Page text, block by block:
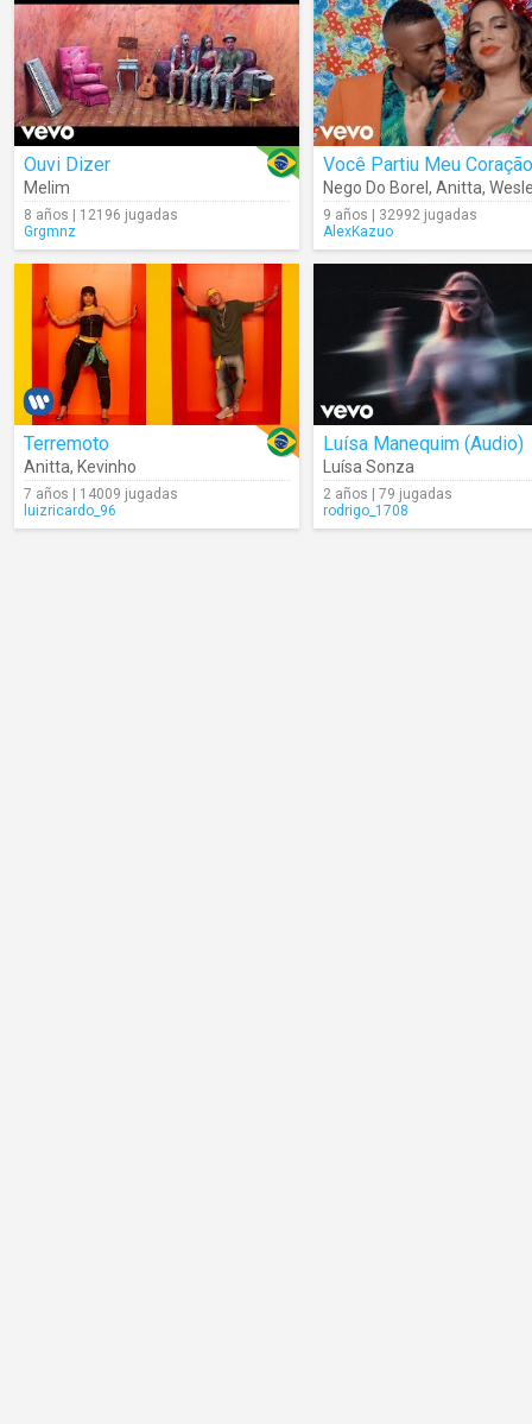
Ouvi Dizer
Melim
8 años | 12196 jugadas
Grgmnz
Você Partiu Meu Coração
Nego Do Borel , Anitta, Wesley
9 años | 32992 jugadas
AlexKazuo
Terremoto
Anitta, Kevinho
7 años | 14009 jugadas
luizricardo_96
Luísa Manequim (Audio)
Luísa Sonza
2 años | 79 jugadas
rodrigo_1708